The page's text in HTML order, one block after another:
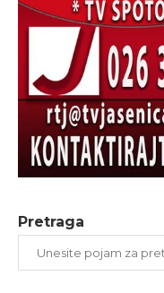
Pretraga